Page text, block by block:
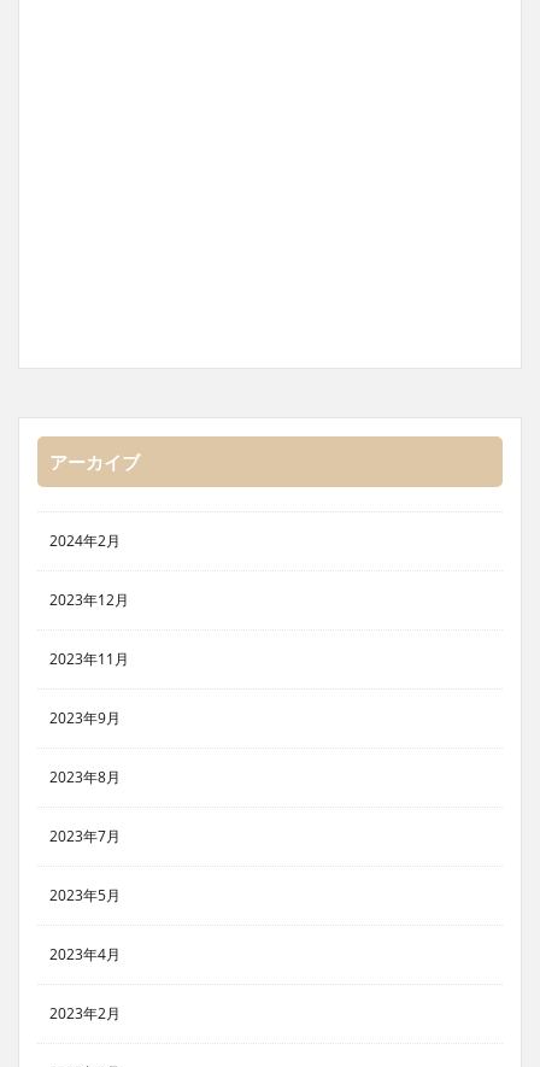
アーカイブ
2024年2月
2023年12月
2023年11月
2023年9月
2023年8月
2023年7月
2023年5月
2023年4月
2023年2月